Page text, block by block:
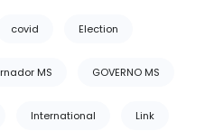
covid Election
MS GOVERNO MS
International Link